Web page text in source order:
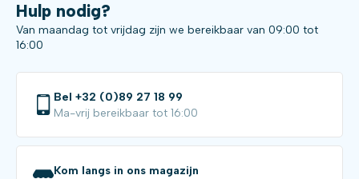
Hulp nodig?
Van maandag tot vrijdag zijn we bereikbaar van 09:00 tot
16:00
Bel +32 (0)89 27 18 99
Ma-vrij bereikbaar tot 16:00
Kom langs in ons magazijn